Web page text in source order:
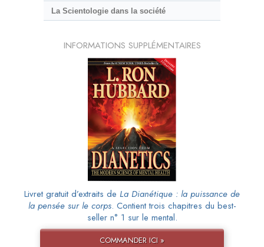
La Scientologie dans la société
INFORMATIONS SUPPLÉMENTAIRES
Livret gratuit d’extraits de La Dianétique : la puissance de
la pensée sur le corps. Contient trois chapitres du best-
seller n° 1 sur le mental.
COMMANDER ICI »